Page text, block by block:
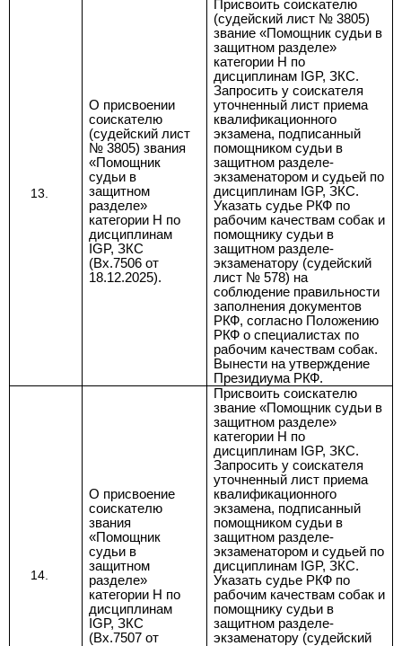
О присвоении
соискателю
(судейский лист
№ 3805) звания
«Помощник
судьи в
защитном
разделе»
категории Н по
дисциплинам
IGP, ЗКС
(Вх.7506 от
18.12.2025).
Присвоить соискателю
(судейский лист № 3805)
звание «Помощник судьи в
защитном разделе»
категории Н по
дисциплинам IGP, ЗКС.
Запросить у соискателя
уточненный лист приема
квалификационного
экзамена, подписанный
помощником судьи в
защитном разделе-
экзаменатором и судьей по
дисциплинам IGP, ЗКС.
Указать судье РКФ по
рабочим качествам собак и
помощнику судьи в
защитном разделе-
экзаменатору (судейский
лист № 578) на
соблюдение правильности
заполнения документов
РКФ, согласно Положению
РКФ о специалистах по
рабочим качествам собак.
Вынести на утверждение
Президиума РКФ.
О присвоение
соискателю
звания
«Помощник
судьи в
защитном
разделе»
категории Н по
дисциплинам
IGP, ЗКС
(Вх.7507 от
Присвоить соискателю
звание «Помощник судьи в
защитном разделе»
категории Н по
дисциплинам IGP, ЗКС.
Запросить у соискателя
уточненный лист приема
квалификационного
экзамена, подписанный
помощником судьи в
защитном разделе-
экзаменатором и судьей по
дисциплинам IGP, ЗКС.
Указать судье РКФ по
рабочим качествам собак и
помощнику судьи в
защитном разделе-
экзаменатору (судейский